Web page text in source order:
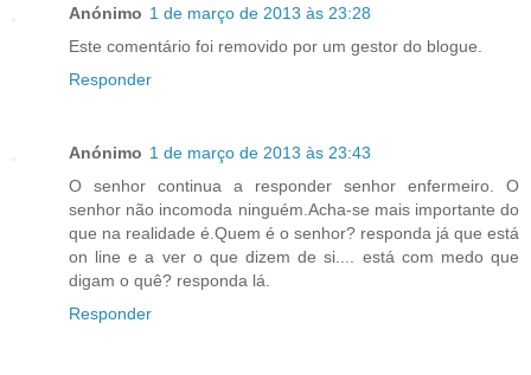
Anónimo 1 de março de 2013 às 23:28
Este comentário foi removido por um gestor do blogue.
Responder
Anónimo 1 de março de 2013 às 23:43
O senhor continua a responder senhor enfermeiro. O
senhor não incomoda ninguém.Acha-se mais importante do
que na realidade é.Quem é o senhor? responda já que está
on line e a ver o que dizem de si.... está com medo que
digam o quê? responda lá.
Responder